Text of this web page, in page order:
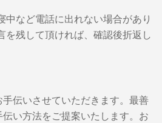
など電話に出れない場合があり
を残して頂ければ、確認後折返し
手伝いさせていただきます。最善
い方法をご提案いたします。 お